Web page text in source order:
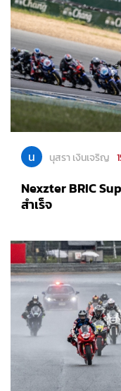
น นุสรา เงินเจริญ
Nexzter BRIC
สำเร็จ